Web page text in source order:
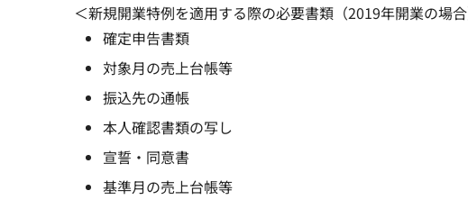
＜新規開業特例を適用する際の必要書類（2019年開業の場
確定申告書類
対象月の売上台帳等
振込先の通帳
本人確認書類の写し
宣誓・同意書
基準月の売上台帳等